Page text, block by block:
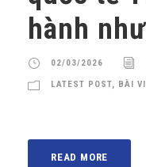
hành
02/03/2026
LATEST POST, BÀI
READ MORE